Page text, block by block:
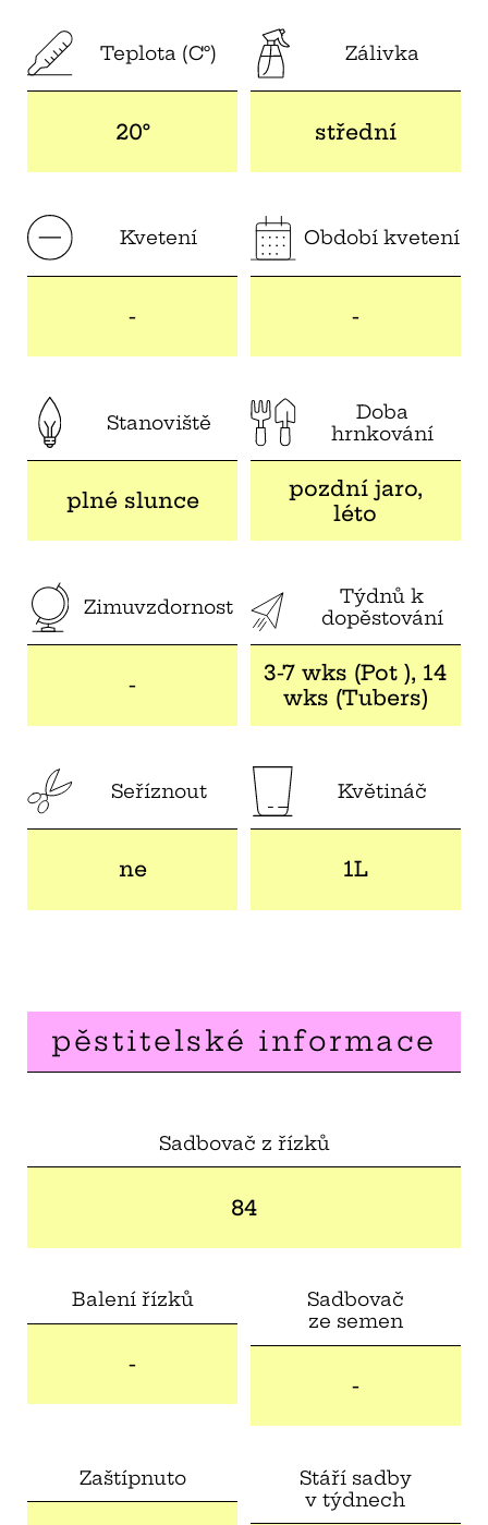
Teplota (C°)
20°
Zálivka
střední
Kvetení
-
Období kvetení
-
Stanoviště
plné slunce
Doba
hrnkování
pozdní jaro,
léto
Zimuvzdornost
-
Týdnů k
dopěstování
3-7 wks (Pot ), 14
wks (Tubers)
Seříznout
ne
Květináč
1L
pěstitelské informace
Sadbovač z řízků
84
Balení řízků
-
Sadbovač
ze semen
-
Zaštípnuto
Stáří sadby
v týdnech